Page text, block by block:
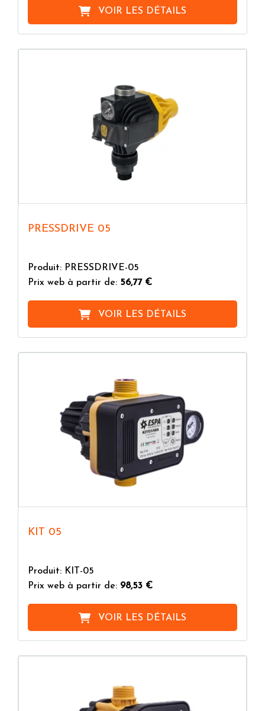
VOIR LES DÉTAILS
PRESSDRIVE 05
Produit: PRESSDRIVE-05
Prix web à partir de: 56,77 €
VOIR LES DÉTAILS
KIT 05
Produit: KIT-05
Prix web à partir de: 98,53 €
VOIR LES DÉTAILS